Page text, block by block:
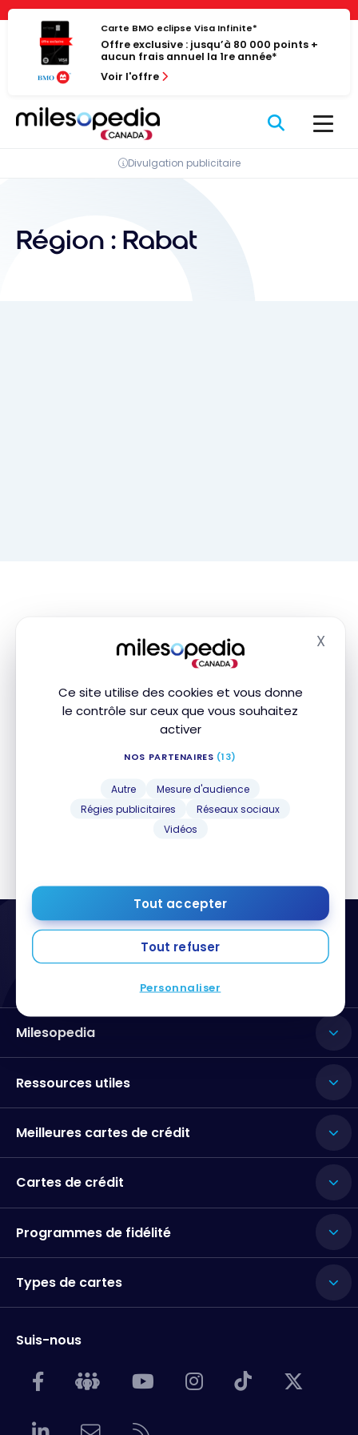
Panneau de gestion des cookies
Ce site utilise des cookies et vous donne
le contrôle sur ceux que vous souhaitez
activer
NOS PARTENAIRES (13)
Autre
Mesure d'audience
Régies publicitaires
Réseaux sociaux
Vidéos
Tout accepter
Tout refuser
Personnaliser
X
Passer
contenu
Carte BMO eclipse Visa Infinite*
Offre exclusive : jusqu’à 80 000 points +
aucun frais annuel la 1re année*
Voir l'offre
Divulgation publicitaire
Région : Rabat
Aucun résultat
Nous ne pouvons pas trouver ce que vous
recherchez. Merci d'effectuer une nouvelle
Rechercher
Milesopedia
Ressources utiles
Meilleures cartes de crédit
Cartes de crédit
Programmes de fidélité
Types de cartes
Suis-nous